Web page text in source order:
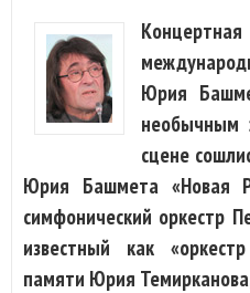
Юрия
необычным
сцене
Юрия Башмета «Новая
симфонический оркестр
известный как
памяти Юрия